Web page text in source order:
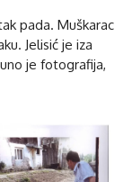
pada. Muškarac
Jelisić je iza
je fotografija,